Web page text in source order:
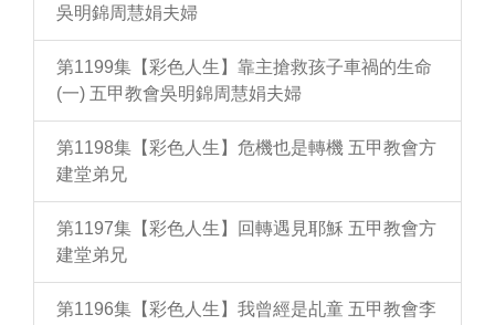
吳明錦周慧娟夫婦
第1199集【彩色人生】靠主搶救孩子車禍的生命
(一) 五甲教會吳明錦周慧娟夫婦
第1198集【彩色人生】危機也是轉機 五甲教會方
建堂弟兄
第1197集【彩色人生】回轉遇見耶穌 五甲教會方
建堂弟兄
第1196集【彩色人生】我曾經是乩童 五甲教會李